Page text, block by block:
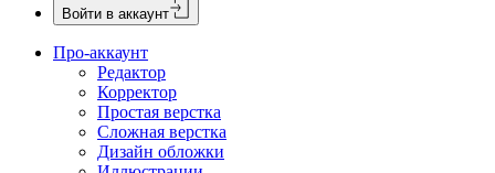
Войти в аккаунт
Про-аккаунт
Редактор
Корректор
Простая верстка
Сложная верстка
Дизайн обложки